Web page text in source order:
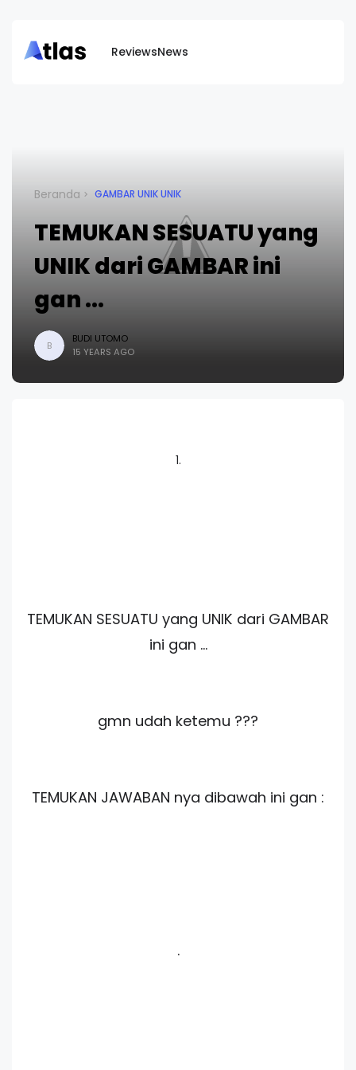
ReviewsNews
Beranda GAMBAR UNIK UNIK
TEMUKAN SESUATU yang
UNIK dari GAMBAR ini
gan ...
B
BUDI UTOMO
15 YEARS AGO
1.
TEMUKAN SESUATU yang UNIK dari GAMBAR
ini gan ...
gmn udah ketemu ???
TEMUKAN JAWABAN nya dibawah ini gan :
.